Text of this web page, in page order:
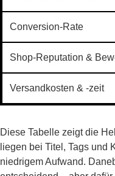
Conversion-Rate
Shop-Reputation &
Versandkosten & -zeit
Diese Tabelle zeigt die
liegen bei Titel, Tags und
niedrigem Aufwand.